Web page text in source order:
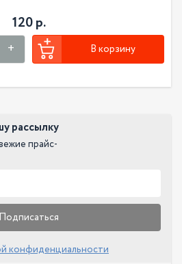
120 р.
В корзину
рассылку
прайс-
Подписаться
конфиденциальности